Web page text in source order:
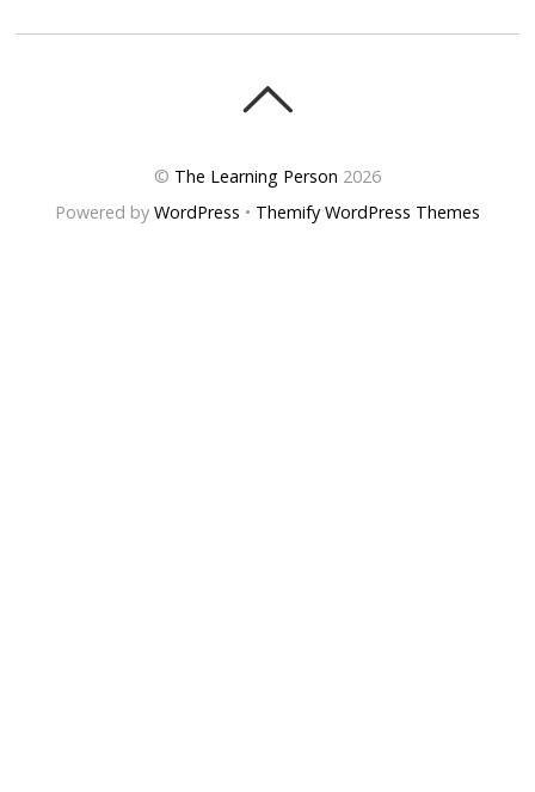
© The Learning Person 2026
Powered by WordPress • Themify WordPress Themes